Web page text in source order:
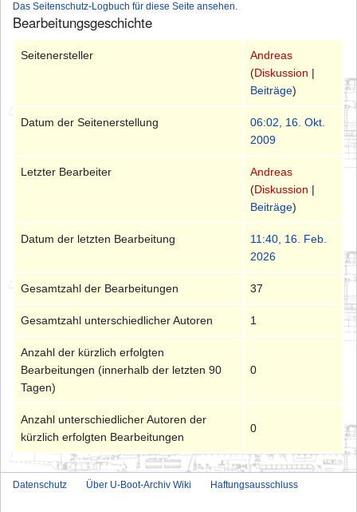
Das Seitenschutz-Logbuch für diese Seite ansehen.
Bearbeitungsgeschichte
Seitenersteller
Andreas
(Diskussion |
Beiträge)
Datum der Seitenerstellung
06:02, 16. Okt.
2009
Letzter Bearbeiter
Andreas
(Diskussion |
Beiträge)
Datum der letzten Bearbeitung
11:40, 16. Feb.
2026
Gesamtzahl der Bearbeitungen 37
Gesamtzahl unterschiedlicher Autoren 1
Anzahl der kürzlich erfolgten
Bearbeitungen (innerhalb der letzten 90
Tagen)
0
Anzahl unterschiedlicher Autoren der
kürzlich erfolgten Bearbeitungen
0
Datenschutz Über U-Boot-Archiv Wiki Haftungsausschluss